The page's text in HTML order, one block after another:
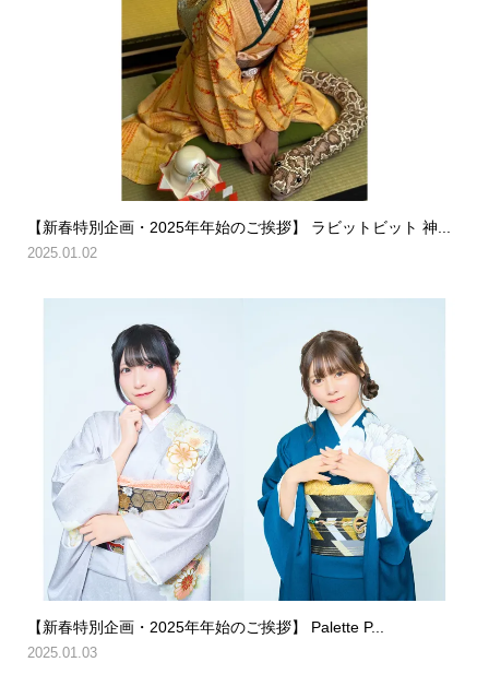
【新春特別企画・2025年年始のご挨拶】 ラビットビット 神...
2025.01.02
【新春特別企画・2025年年始のご挨拶】 Palette P...
2025.01.03